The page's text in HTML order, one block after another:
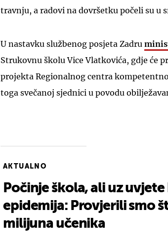
travnju, a radovi na dovršetku počeli su u
U nastavku službenog posjeta Zadru
Strukovnu školu Vice Vlatkovića, gdje će
projekta Regionalnog centra
toga svečanoj sjednici u povodu
AKTUALNO
Počinje škola, ali uz
epidemija: Provjerili smo
milijuna učenika